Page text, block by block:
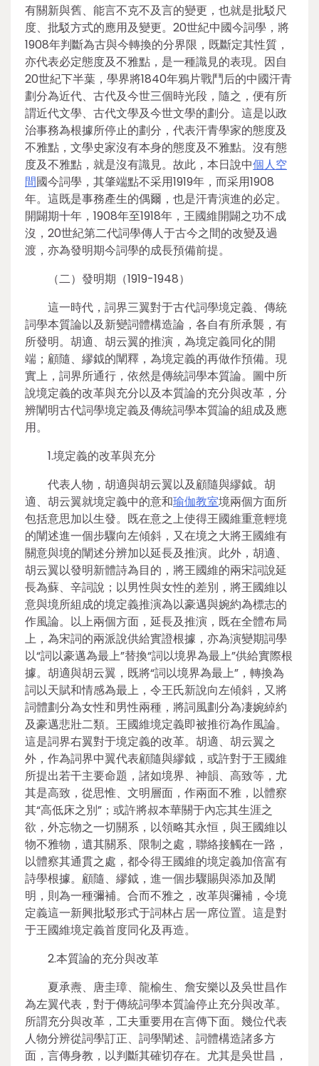
有關新與舊、能言不克不及言的變更，也就是批駁尺
度、批駁方式的應用及變更。20世紀中國今詞學，將
1908年判斷為古與今轉換的分界限，既斷定其性質，
亦代表必定態度及不雅點，是一種識見的表現。因自
20世紀下半葉，學界將1840年鴉片戰鬥后的中國汗青
劃分為近代、古代及今世三個時光段，隨之，便有所
謂近代文學、古代文學及今世文學的劃分。這是以政
治事務為根據所停止的劃分，代表汗青學家的態度及
不雅點，文學史家沒有本身的態度及不雅點。沒有態
度及不雅點，就是沒有識見。故此，本日說中個人空
間國今詞學，其肇端點不采用1919年，而采用1908
年。這既是事務產生的偶爾，也是汗青演進的必定。
開闢期十年，1908年至1918年，王國維開闢之功不成
沒，20世紀第二代詞學傳人于古今之間的改變及過
渡，亦為發明期今詞學的成長預備前提。
（二）發明期（1919-1948）
這一時代，詞界三翼對于古代詞學境定義、傳統
詞學本質論以及新變詞體構造論，各自有所承襲，有
所發明。胡適、胡云翼的推演，為境定義同化的開
端；顧隨、繆鉞的闡釋，為境定義的再做作預備。現
實上，詞界所通行，依然是傳統詞學本質論。圖中所
說境定義的改革與充分以及本質論的充分與改革，分
辨闡明古代詞學境定義及傳統詞學本質論的組成及應
用。
1.境定義的改革與充分
代表人物，胡適與胡云翼以及顧隨與繆鉞。胡
適、胡云翼就境定義中的意和瑜伽教室境兩個方面所
包括意思加以生發。既在意之上使得王國維重意輕境
的闡述進一個步驟向左傾斜，又在境之大將王國維有
關意與境的闡述分辨加以延長及推演。此外，胡適、
胡云翼以發明新體詩為目的，將王國維的兩宋詞說延
長為蘇、辛詞說；以男性與女性的差別，將王國維以
意與境所組成的境定義推演為以豪邁與婉約為標志的
作風論。以上兩個方面，延長及推演，既在全體布局
上，為宋詞的兩派說供給實證根據，亦為演變期詞學
以“詞以豪邁為最上”替換“詞以境界為最上”供給實際根
據。胡適與胡云翼，既將“詞以境界為最上”，轉換為
詞以天賦和情感為最上，令王氏新說向左傾斜，又將
詞體劃分為女性和男性兩種，將詞風劃分為凄婉綽約
及豪邁悲壯二類。王國維境定義即被推衍為作風論。
這是詞界右翼對于境定義的改革。胡適、胡云翼之
外，作為詞界中翼代表顧隨與繆鉞，或許對于王國維
所提出若干主要命題，諸如境界、神韻、高致等，尤
其是高致，從思惟、文明層面，作兩面不雅，以體察
其“高低床之別”；或許將叔本華關于內忘其生涯之
欲，外忘物之一切關系，以領略其永恒，與王國維以
物不雅物，遺其關系、限制之處，聯絡接觸在一路，
以體察其通貫之處，都令得王國維的境定義加倍富有
詩學根據。顧隨、繆鉞，進一個步驟賜與添加及闡
明，則為一種彌補。合而不雅之，改革與彌補，令境
定義這一新興批駁形式于詞林占居一席位置。這是對
于王國維境定義首度同化及再造。
2.本質論的充分與改革
夏承燾、唐圭璋、龍榆生、詹安樂以及吳世昌作
為左翼代表，對于傳統詞學本質論停止充分與改革。
所謂充分與改革，工夫重要用在言傳下面。幾位代表
人物分辨從詞學訂正、詞學闡述、詞體構造諸多方
面，言傳身教，以判斷其確切存在。尤其是吳世昌，